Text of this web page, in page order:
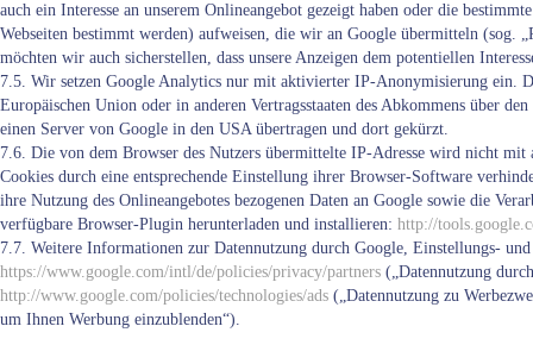
auch ein Interesse an unserem Onlineangebot gezeigt haben oder die
Webseiten bestimmt werden) aufweisen, die wir an Google übermitteln
möchten wir auch sicherstellen, dass unsere Anzeigen dem potentiellen
7.5. Wir setzen Google Analytics nur mit aktivierter IP-Anonymisierung ein.
Europäischen Union oder in anderen Vertragsstaaten des Abkommens über
einen Server von Google in den USA übertragen und dort gekürzt.
7.6. Die von dem Browser des Nutzers übermittelte IP-Adresse wird nicht
Cookies durch eine entsprechende Einstellung ihrer Browser-Software
ihre Nutzung des Onlineangebotes bezogenen Daten an Google sowie die
verfügbare Browser-Plugin herunterladen und installieren: http://
7.7. Weitere Informationen zur Datennutzung durch Google, Einstellungs-
https://www.google.com/intl/de/policies/privacy/partners („Datennutzung
http://www.google.com/policies/technologies/ads („Datennutzung zu
um Ihnen Werbung einzublenden“).